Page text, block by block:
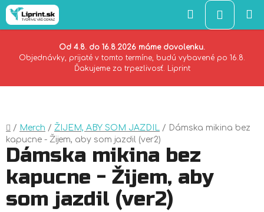
Od 4.8. do 16.8.2026 máme dovolenku.
Objednávky, prijaté v tomto termíne, budú vybavené po 16.8.
Ďakujeme za trpezlivosť. Liprint
Hľadať
KOŠÍK
Domov
/ Merch / ŽIJEM, ABY SOM JAZDIL / Dámska mikina bez
kapucne - Žijem, aby som jazdil (ver2)
Dámska mikina bez
kapucne - Žijem, aby
som jazdil (ver2)